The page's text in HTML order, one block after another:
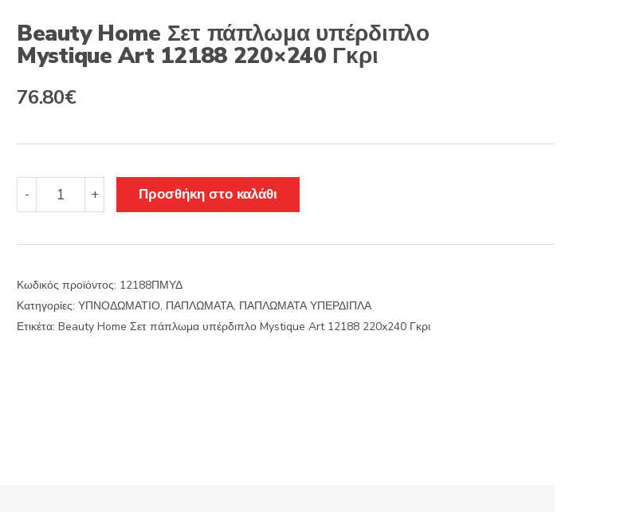
Beauty Home Σετ πάπλωμα υπέρδιπλο
Mystique Art 12188 220×240 Γκρι
Original
96.00€.
76.80€Η
είναι:
76.80€.
-
Beauty
Home
Art
12188
220x240
+ Προσθήκη στο καλάθι
Κωδικός προϊόντος: 12188ΠΜΥΔ
Κατηγορίες: ΥΠΝΟΔΩΜΑΤΙΟ, ΠΑΠΛΩΜΑΤΑ, ΠΑΠΛΩΜΑΤΑ ΥΠΕΡΔΙΠΛΑ
Ετικέτα: Beauty Home Σετ πάπλωμα υπέρδιπλο Mystique Art 12188 220x240 Γκρι